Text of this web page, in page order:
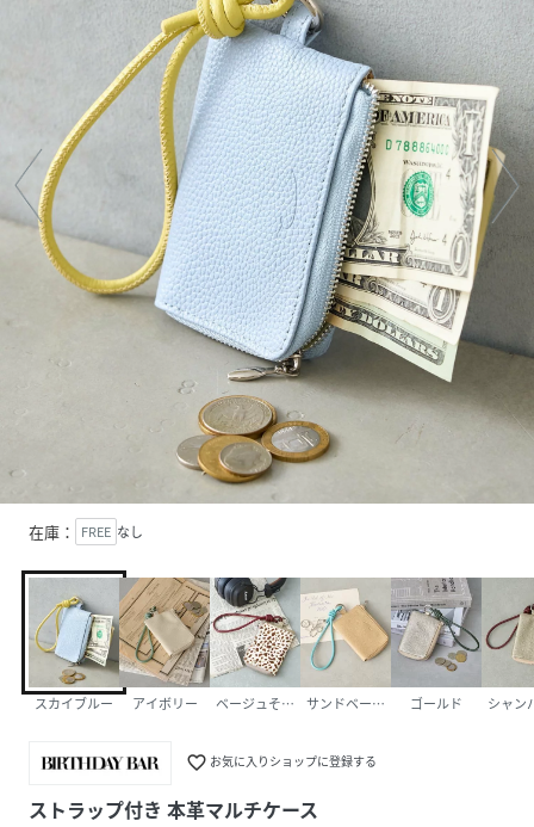
在庫： FREE なし
スカイブルー アイボリー ベージュその他1サンドベージュ ゴールド シャン
favorite_border お気に入りショップに登録する
ストラップ付き 本革マルチケース